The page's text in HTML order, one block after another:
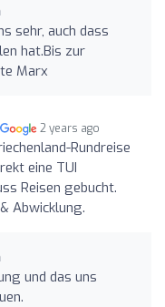
sehr, auch dass
hat.Bis zur
Marx
2 years ago
Rundreise
eine TUI
Reisen gebucht.
Abwicklung.
und das uns